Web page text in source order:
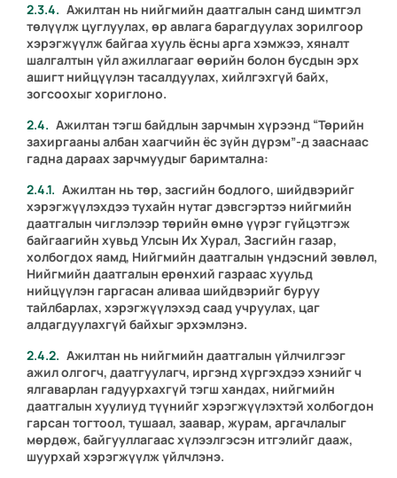
Ажилтан нь нийгмийн даатгалын санд шимтгэл
төлүүлж цуглуулах, өр авлага барагдуулах зорилгоор
хэрэгжүүлж байгаа хууль ёсны арга хэмжээ, хяналт
шалгалтын үйл ажиллагааг өөрийн болон бусдын эрх
ашигт нийцүүлэн тасалдуулах, хийлгэхгүй байх,
зогсоохыг хориглоно.
Ажилтан тэгш байдлын зарчмын хүрээнд “Төрийн
захиргааны албан хаагчийн ёс зүйн дүрэм”-д зааснаас
гадна дараах зарчмуудыг баримтална:
Ажилтан нь төр, засгийн бодлого, шийдвэрийг
хэрэгжүүлэхдээ тухайн нутаг дэвсгэртээ нийгмийн
даатгалын чиглэлээр төрийн өмнө үүрэг гүйцэтгэж
байгаагийн хувьд Улсын Их Хурал, Засгийн газар,
холбогдох яамд, Нийгмийн даатгалын үндэсний зөвлөл,
Нийгмийн даатгалын ерөнхий газраас хуульд
нийцүүлэн гаргасан аливаа шийдвэрийг буруу
тайлбарлах, хэрэгжүүлэхэд саад учруулах, цаг
алдагдуулахгүй байхыг эрхэмлэнэ.
Ажилтан нь нийгмийн даатгалын үйлчилгээг
ажил олгогч, даатгуулагч, иргэнд хүргэхдээ хэнийг ч
ялгаварлан гадуурхахгүй тэгш хандах, нийгмийн
даатгалын хуулиуд түүнийг хэрэгжүүлэхтэй холбогдон
гарсан тогтоол, тушаал, заавар, журам, аргачлалыг
мөрдөж, байгууллагаас хүлээлгэсэн итгэлийг дааж,
шуурхай хэрэгжүүлж үйлчлэнэ.